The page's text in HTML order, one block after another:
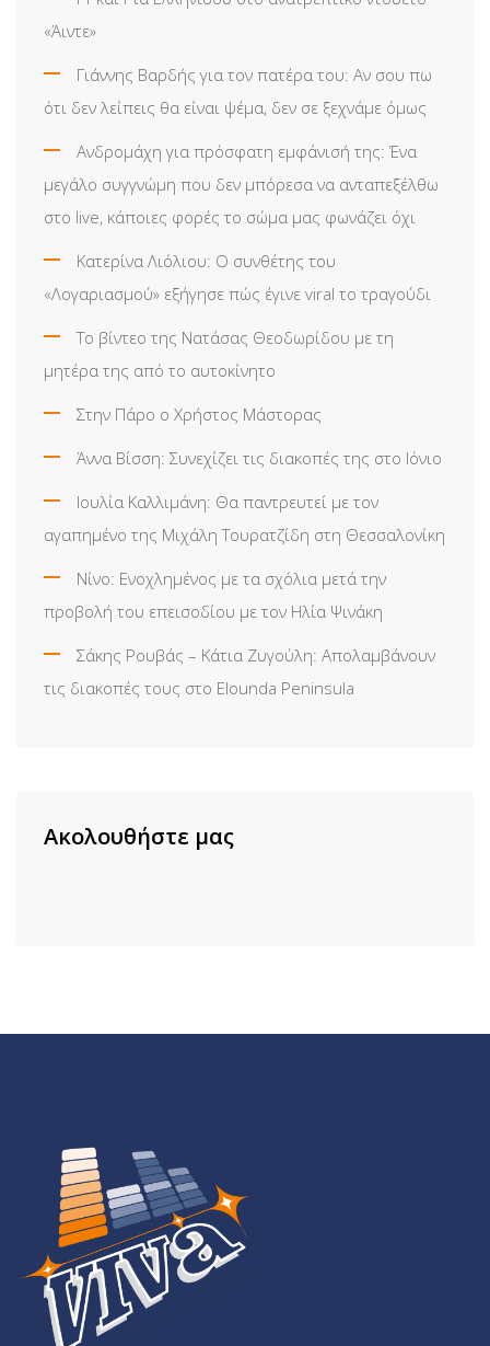
«Άιντε»
Γιάννης Βαρδής για τον πατέρα του: Αν σου πω
ότι δεν λείπεις θα είναι ψέμα, δεν σε ξεχνάμε όμως
Ανδρομάχη για πρόσφατη εμφάνισή της: Ένα
μεγάλο συγγνώμη που δεν μπόρεσα να ανταπεξέλθω
στο live, κάποιες φορές το σώμα μας φωνάζει όχι
Κατερίνα Λιόλιου: Ο συνθέτης του
«Λογαριασμού» εξήγησε πώς έγινε viral το τραγούδι
Το βίντεο της Νατάσας Θεοδωρίδου με τη
μητέρα της από το αυτοκίνητο
Στην Πάρο ο Χρήστος Μάστορας
Άννα Βίσση: Συνεχίζει τις διακοπές της στο Ιόνιο
Ιουλία Καλλιμάνη: Θα παντρευτεί με τον
αγαπημένο της Μιχάλη Τουρατζίδη στη Θεσσαλονίκη
Νίνο: Ενοχλημένος με τα σχόλια μετά την
προβολή του επεισοδίου με τον Ηλία Ψινάκη
Σάκης Ρουβάς – Κάτια Ζυγούλη: Απολαμβάνουν
τις διακοπές τους στο Elounda Peninsula
Ακολουθήστε μας